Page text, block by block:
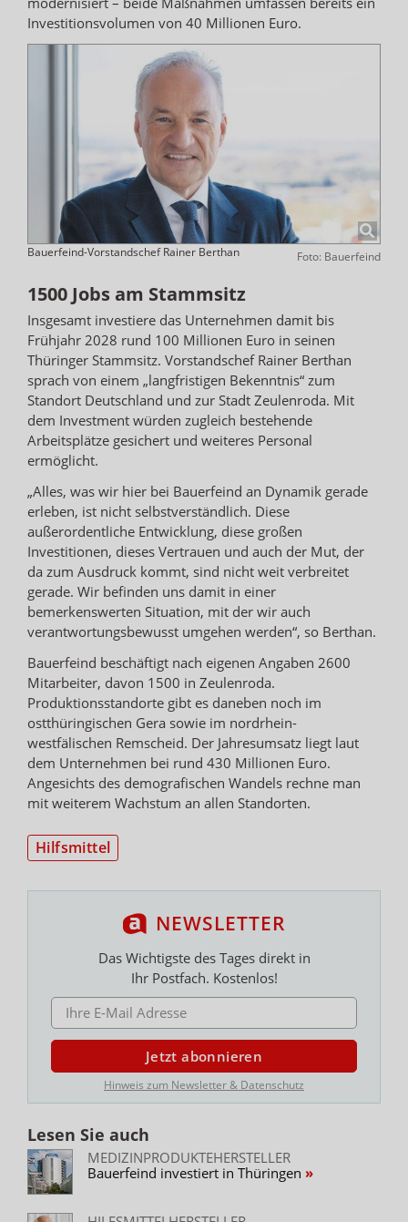
Investitionsvolumen von 40 Millionen Euro.
Bauerfeind-Vorstandschef Rainer Berthan Foto: Bauerfeind
1500 Jobs am Stammsitz
Insgesamt investiere das Unternehmen damit bis
Frühjahr 2028 rund 100 Millionen Euro in seinen
Thüringer Stammsitz. Vorstandschef Rainer Berthan
sprach von einem „langfristigen Bekenntnis“ zum
Standort Deutschland und zur Stadt Zeulenroda. Mit
dem Investment würden zugleich bestehende
Arbeitsplätze gesichert und weiteres Personal
ermöglicht.
„Alles, was wir hier bei Bauerfeind an Dynamik gerade
erleben, ist nicht selbstverständlich. Diese
außerordentliche Entwicklung, diese großen
Investitionen, dieses Vertrauen und auch der Mut, der
da zum Ausdruck kommt, sind nicht weit verbreitet
gerade. Wir befinden uns damit in einer
bemerkenswerten Situation, mit der wir auch
verantwortungsbewusst umgehen werden“, so Berthan.
Bauerfeind beschäftigt nach eigenen Angaben 2600
Mitarbeiter, davon 1500 in Zeulenroda.
Produktionsstandorte gibt es daneben noch im
ostthüringischen Gera sowie im nordrhein-
westfälischen Remscheid. Der Jahresumsatz liegt laut
dem Unternehmen bei rund 430 Millionen Euro.
Angesichts des demografischen Wandels rechne man
mit weiterem Wachstum an allen Standorten.
Hilfsmittel
NEWSLETTER
Das Wichtigste des Tages direkt in
Ihr Postfach. Kostenlos!
E-MAIL ADRESSE
Jetzt abonnieren
Hinweis zum Newsletter & Datenschutz
Lesen Sie auch
MEDIZINPRODUKTEHERSTELLER
Bauerfeind investiert in Thüringen